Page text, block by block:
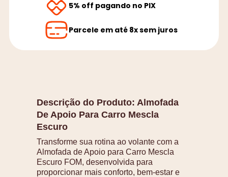
5% off pagando no PIX
Parcele em até 8x sem juros
Descrição do Produto: Almofada
De Apoio Para Carro Mescla
Escuro
Transforme sua rotina ao volante com a
Almofada de Apoio para Carro Mescla
Escuro FOM, desenvolvida para
proporcionar mais conforto, bem-estar e